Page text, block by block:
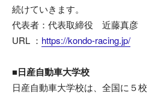
続けていきます。
代表者：代表取締役 近藤真彦
URL ： https://kondo-racing.jp/
■日産自動車大学校
日産自動車大学校は、全国に５